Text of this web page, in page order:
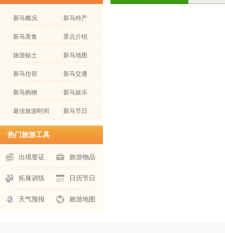
·新马概况 ·新马特产
·新马美食 ·景点介绍
·旅游贴士 ·新马地图
·新马住宿 ·新马交通
·新马购物 ·新马娱乐
·最佳旅游时间 ·新马节日
热门旅游工具
出境签证 旅游物品
拓展训练 日历节日
天气预报 旅游地图